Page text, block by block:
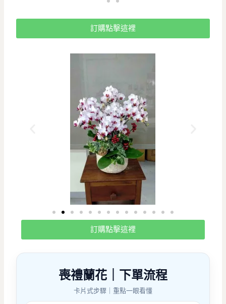
訂購點擊這裡
訂購點擊這裡
喪禮蘭花｜下單流程
卡片式步驟｜重點一眼看懂